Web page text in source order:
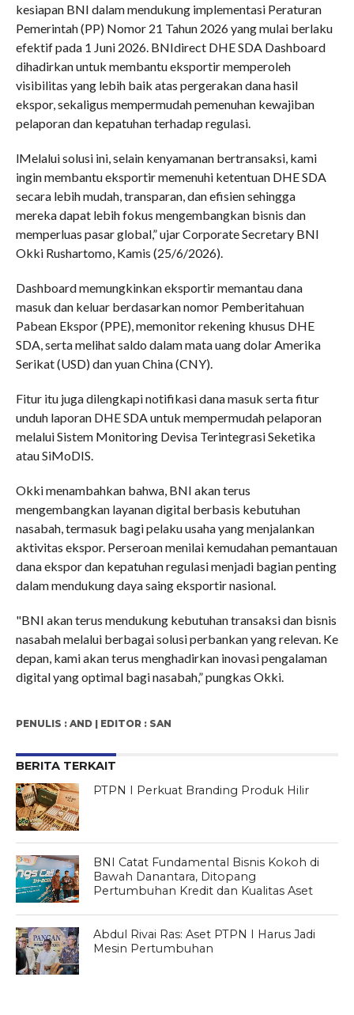
kesiapan BNI dalam mendukung implementasi Peraturan
Pemerintah (PP) Nomor 21 Tahun 2026 yang mulai berlaku
efektif pada 1 Juni 2026. BNIdirect DHE SDA Dashboard
dihadirkan untuk membantu eksportir memperoleh
visibilitas yang lebih baik atas pergerakan dana hasil
ekspor, sekaligus mempermudah pemenuhan kewajiban
pelaporan dan kepatuhan terhadap regulasi.
lMelalui solusi ini, selain kenyamanan bertransaksi, kami
ingin membantu eksportir memenuhi ketentuan DHE SDA
secara lebih mudah, transparan, dan efisien sehingga
mereka dapat lebih fokus mengembangkan bisnis dan
memperluas pasar global,” ujar Corporate Secretary BNI
Okki Rushartomo, Kamis (25/6/2026).
Dashboard memungkinkan eksportir memantau dana
masuk dan keluar berdasarkan nomor Pemberitahuan
Pabean Ekspor (PPE), memonitor rekening khusus DHE
SDA, serta melihat saldo dalam mata uang dolar Amerika
Serikat (USD) dan yuan China (CNY).
Fitur itu juga dilengkapi notifikasi dana masuk serta fitur
unduh laporan DHE SDA untuk mempermudah pelaporan
melalui Sistem Monitoring Devisa Terintegrasi Seketika
atau SiMoDIS.
Okki menambahkan bahwa, BNI akan terus
mengembangkan layanan digital berbasis kebutuhan
nasabah, termasuk bagi pelaku usaha yang menjalankan
aktivitas ekspor. Perseroan menilai kemudahan pemantauan
dana ekspor dan kepatuhan regulasi menjadi bagian penting
dalam mendukung daya saing eksportir nasional.
"BNI akan terus mendukung kebutuhan transaksi dan bisnis
nasabah melalui berbagai solusi perbankan yang relevan. Ke
depan, kami akan terus menghadirkan inovasi pengalaman
digital yang optimal bagi nasabah,” pungkas Okki.
PENULIS : AND | EDITOR : SAN
BERITA TERKAIT
PTPN I Perkuat Branding Produk Hilir
BNI Catat Fundamental Bisnis Kokoh di
Bawah Danantara, Ditopang
Pertumbuhan Kredit dan Kualitas Aset
Abdul Rivai Ras: Aset PTPN I Harus Jadi
Mesin Pertumbuhan